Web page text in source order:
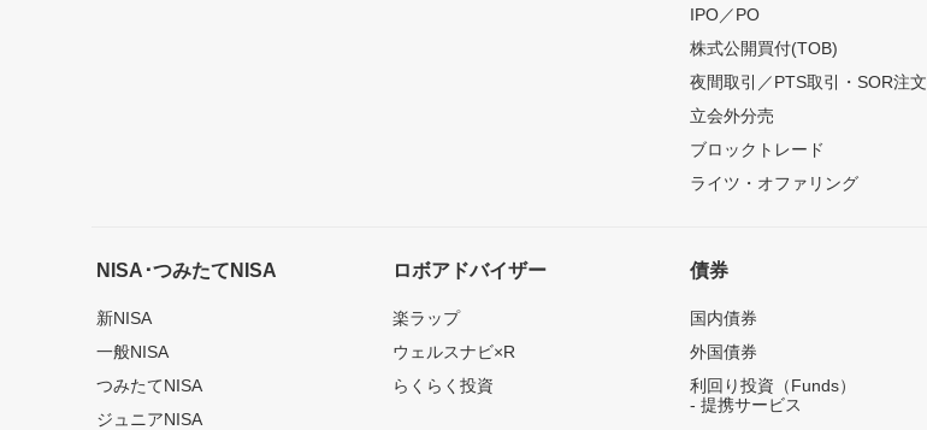
IPO／PO
株式公開買付(TOB)
夜間取引／PTS取引・SOR注文
立会外分売
ブロックトレード
ライツ・オファリング
NISA･つみたてNISA
新NISA
一般NISA
つみたてNISA
ジュニアNISA
ロボアドバイザー
楽ラップ
ウェルスナビ×R
らくらく投資
債券
国内債券
外国債券
利回り投資（Funds）
- 提携サービス